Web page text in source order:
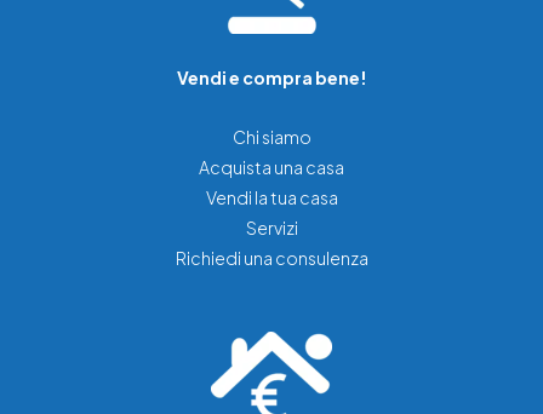
Vendi e compra bene!
Chi siamo
Acquista una casa
Vendi la tua casa
Servizi
Richiedi una consulenza